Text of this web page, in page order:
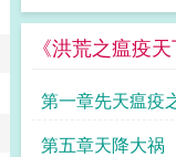
《洪荒之瘟疫
第一章先天瘟疫
第五章天降大祸